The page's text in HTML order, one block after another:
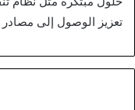
تعزيز الوصول إلى مصادر